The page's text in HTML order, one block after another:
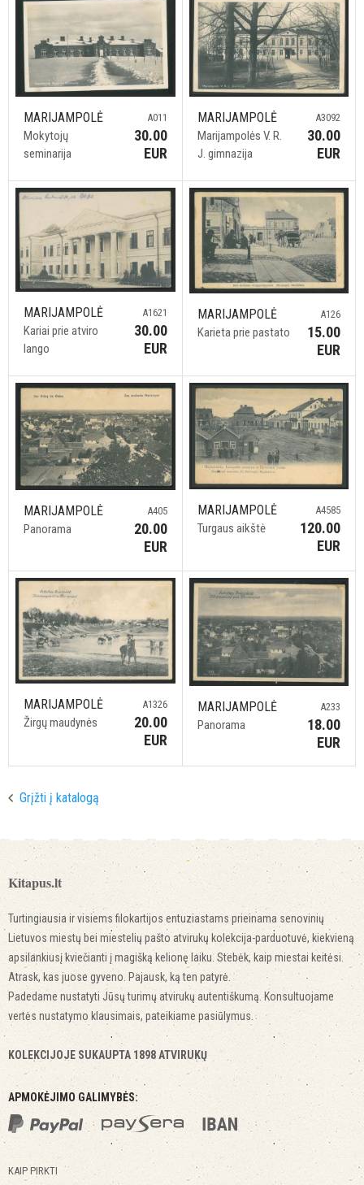
MARIJAMPOLĖ
Mokytojų
seminarija
A011
30.00
EUR
MARIJAMPOLĖ
Marijampolės V. R.
J. gimnazija
A3092
30.00
EUR
MARIJAMPOLĖ
Kariai prie atviro
lango
A1621
30.00
EUR
MARIJAMPOLĖ
Karieta prie pastato
A126
15.00
EUR
MARIJAMPOLĖ
Panorama
A405
20.00
EUR
MARIJAMPOLĖ
Turgaus aikštė
A4585
120.00
EUR
MARIJAMPOLĖ
Žirgų maudynės
A1326
20.00
EUR
MARIJAMPOLĖ
Panorama
A233
18.00
EUR
Grįžti į katalogą
Kitapus.lt
Turtingiausia ir visiems filokartijos entuziastams prieinama senovinių
Lietuvos miestų bei miestelių pašto atvirukų kolekcija-parduotuvė, kiekvieną
apsilankiusį kviečianti į magišką kelionę laiku. Stebėk, kaip miestai keitėsi.
Atrask, kas juose gyveno. Pajausk, ką ten patyrė.
Padedame nustatyti Jūsų turimų atvirukų autentiškumą. Konsultuojame
vertės nustatymo klausimais, pateikiame pasiūlymus.
KOLEKCIJOJE SUKAUPTA 1898 ATVIRUKŲ
APMOKĖJIMO GALIMYBĖS:
KAIP PIRKTI